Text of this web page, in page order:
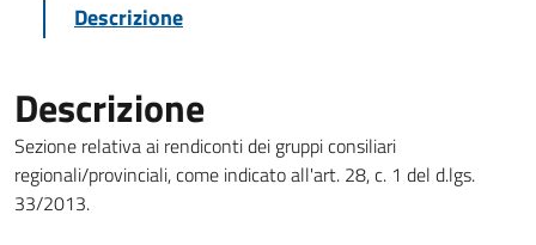
Descrizione
Descrizione
Sezione relativa ai rendiconti dei gruppi consiliari
regionali/provinciali, come indicato all'art. 28, c. 1 del d.lgs.
33/2013.